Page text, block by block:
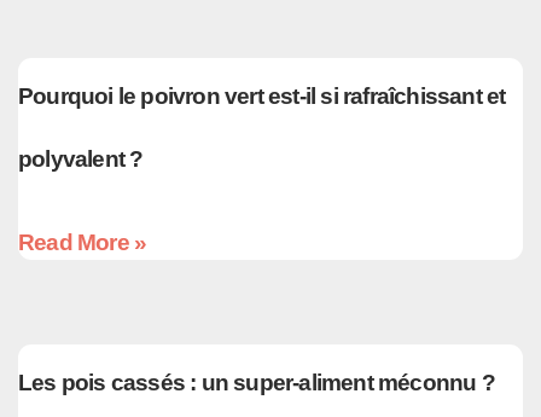
Pourquoi le poivron vert est-il si rafraîchissant et
polyvalent ?
Read More »
Les pois cassés : un super-aliment méconnu ?